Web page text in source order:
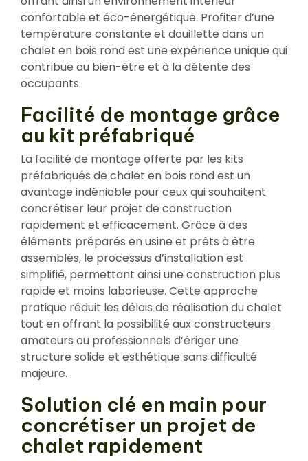
confortable et éco-énergétique. Profiter d’une
température constante et douillette dans un
chalet en bois rond est une expérience unique qui
contribue au bien-être et à la détente des
occupants.
Facilité de montage grâce
au kit préfabriqué
La facilité de montage offerte par les kits
préfabriqués de chalet en bois rond est un
avantage indéniable pour ceux qui souhaitent
concrétiser leur projet de construction
rapidement et efficacement. Grâce à des
éléments préparés en usine et prêts à être
assemblés, le processus d’installation est
simplifié, permettant ainsi une construction plus
rapide et moins laborieuse. Cette approche
pratique réduit les délais de réalisation du chalet
tout en offrant la possibilité aux constructeurs
amateurs ou professionnels d’ériger une
structure solide et esthétique sans difficulté
majeure.
Solution clé en main pour
concrétiser un projet de
chalet rapidement